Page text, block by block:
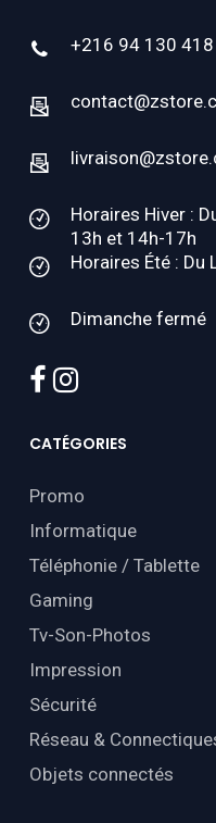
+216 94 130 418
Horaires Hiver :
13h et 14h-17h
Horaires Été : Du
Dimanche fermé
facebook
instagram
CATÉGORIES
Promo
Informatique
Téléphonie / Tablette
Gaming
Tv-Son-Photos
Impression
Sécurité
Réseau &
Objets connectés